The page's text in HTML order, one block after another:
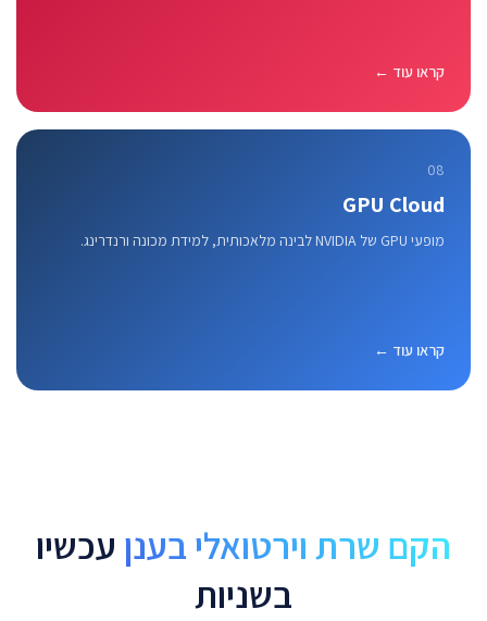
קראו עוד ←
08
GPU Cloud
מופעי GPU של NVIDIA לבינה מלאכותית, למידת מכונה ורנדרינג.
קראו עוד ←
הקם שרת וירטואלי בענן עכשיו
בשניות